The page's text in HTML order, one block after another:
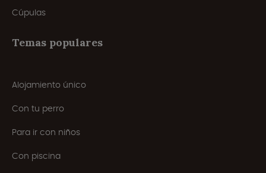
Cúpulas
Temas populares
Alojamiento único
Con tu perro
Para ir con niños
Con piscina